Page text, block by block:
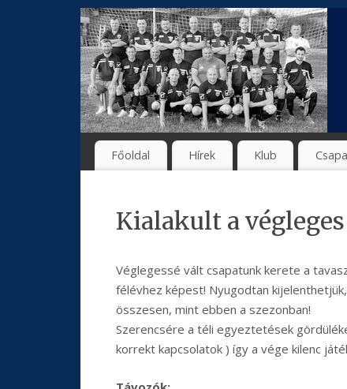
Főoldal Hírek Klub
Kialakult a
Véglegessé vált csapatunk kerete a
félévhez képest! Nyugodtan
összesen, mint ebben a szezonban!
Szerencsére a téli egyeztetések
korrekt kapcsolatok ) így a vége kilenc